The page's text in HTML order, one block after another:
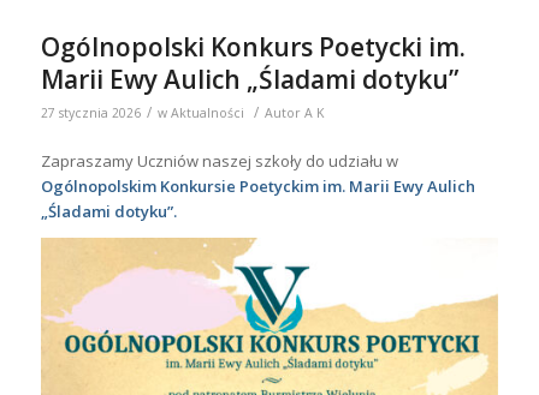
Ogólnopolski Konkurs Poetycki im.
Marii Ewy Aulich „Śladami dotyku”
27 stycznia 2026 / w Aktualności / Autor A K
Zapraszamy Uczniów naszej szkoły do udziału w
Ogólnopolskim Konkursie Poetyckim im. Marii Ewy Aulich
„Śladami dotyku”.